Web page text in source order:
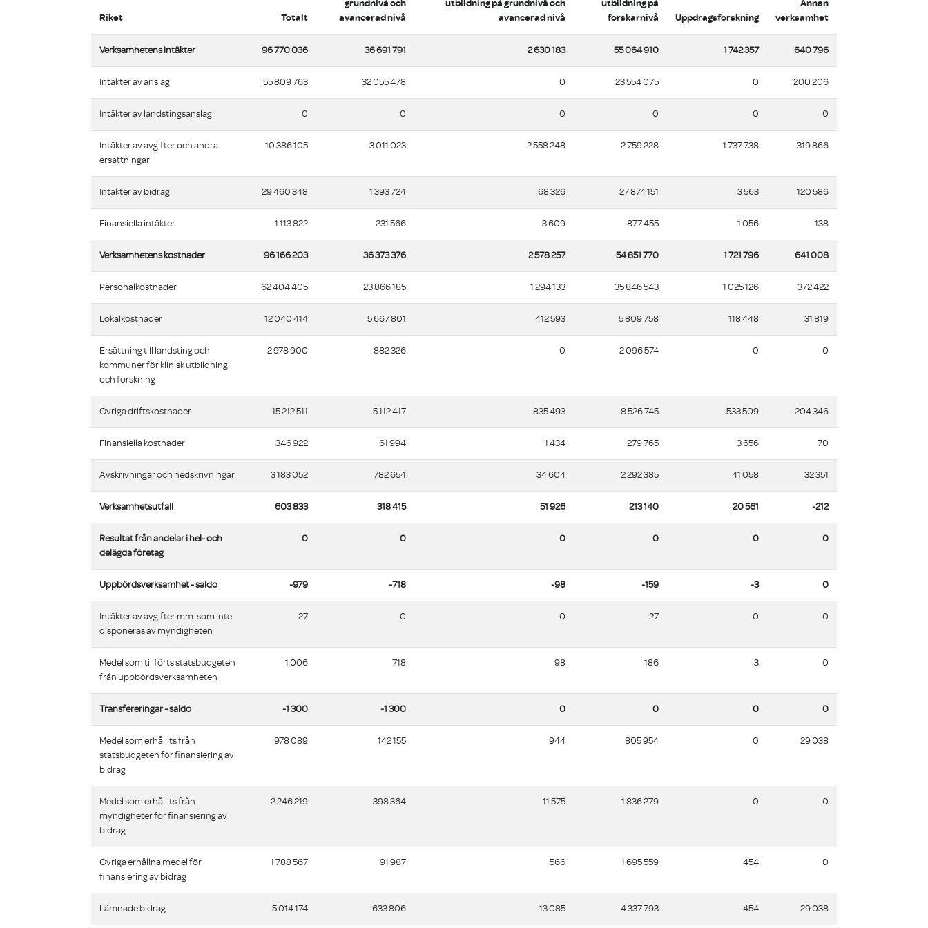
Riket Totalt
grundnivå och
avancerad nivå
utbildning på grundnivå och
avancerad nivå
utbildning på
forskarnivå
Uppdragsforskning
Annan
verksamhet
Verksamhetens intäkter 96 770 036 36 691 791 2 630 183 55 064 910 1 742 357 640 796
Intäkter av anslag 55 809 763 32 055 478 0 23 554 075 0 200 206
Intäkter av landstingsanslag 0 0 0 0 0 0
Intäkter av avgifter och andra
ersättningar
10 386 105 3 011 023 2 558 248 2 759 228 1 737 738 319 866
Intäkter av bidrag 29 460 348 1 393 724 68 326 27 874 151 3 563 120 586
Finansiella intäkter 1 113 822 231 566 3 609 877 455 1 056 138
Verksamhetens kostnader 96 166 203 36 373 376 2 578 257 54 851 770 1 721 796 641 008
Personalkostnader 62 404 405 23 866 185 1 294 133 35 846 543 1 025 126 372 422
Lokalkostnader 12 040 414 5 667 801 412 593 5 809 758 118 448 31 819
Ersättning till landsting och
kommuner för klinisk utbildning
och forskning
2 978 900 882 326 0 2 096 574 0 0
Övriga driftskostnader 15 212 511 5 112 417 835 493 8 526 745 533 509 204 346
Finansiella kostnader 346 922 61 994 1 434 279 765 3 656 70
Avskrivningar och nedskrivningar 3 183 052 782 654 34 604 2 292 385 41 058 32 351
Verksamhetsutfall 603 833 318 415 51 926 213 140 20 561 -212
Resultat från andelar i hel- och
delägda företag
0 0 0 0 0 0
Uppbördsverksamhet - saldo -979 -718 -98 -159 -3 0
Intäkter av avgifter mm. som inte
disponeras av myndigheten
27 0 0 27 0 0
Medel som tillförts statsbudgeten
från uppbördsverksamheten
1 006 718 98 186 3 0
Transfereringar - saldo -1 300 -1 300 0 0 0 0
Medel som erhållits från
statsbudgeten för finansiering av
bidrag
978 089 142 155 944 805 954 0 29 038
Medel som erhållits från
myndigheter för finansiering av
bidrag
2 246 219 398 364 11 575 1 836 279 0 0
Övriga erhållna medel för
finansiering av bidrag
1 788 567 91 987 566 1 695 559 454 0
Lämnade bidrag 5 014 174 633 806 13 085 4 337 793 454 29 038